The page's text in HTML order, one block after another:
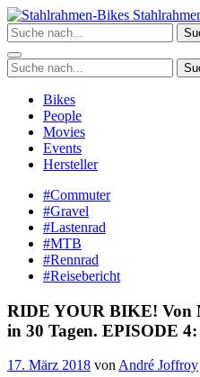
Zum
Inhalt
springen
Bikes
People
Movies
Events
Hersteller
#Commuter
#Gravel
#Lastenrad
#MTB
#Rennrad
#Reisebericht
RIDE YOUR BIKE! Von
in 30 Tagen. EPISODE
17. März 2018 vonAndré Joffroy